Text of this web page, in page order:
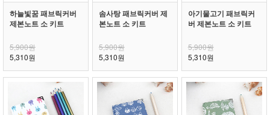
하늘빛꿈 패브릭커버
제본노트 소 키트
5,900원
5,310원
솜사탕 패브릭커버 제
본노트 소 키트
5,900원
5,310원
아기물고기 패브릭커
버 제본노트 소 키트
5,900원
5,310원